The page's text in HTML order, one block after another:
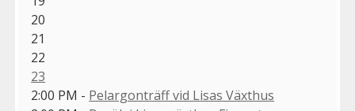
20
21
22
23
2:00 PM - Pelargonträff vid Lisas Växthus